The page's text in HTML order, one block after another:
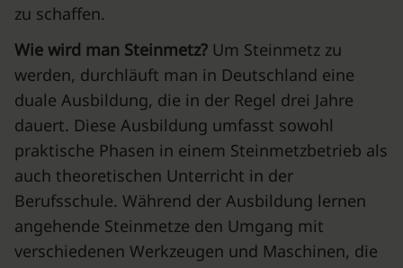
zu schaffen.
Wie wird man Steinmetz? Um Steinmetz zu
werden, durchläuft man in Deutschland eine
duale Ausbildung, die in der Regel drei Jahre
dauert. Diese Ausbildung umfasst sowohl
praktische Phasen in einem Steinmetzbetrieb als
auch theoretischen Unterricht in der
Berufsschule. Während der Ausbildung lernen
angehende Steinmetze den Umgang mit
verschiedenen Werkzeugen und Maschinen, die